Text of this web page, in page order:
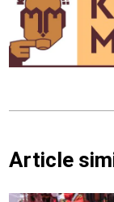
Article